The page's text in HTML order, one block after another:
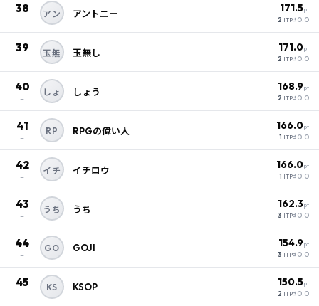
38
–
アン アントニー 171.5pt
2 ITP±0.0
39
–
玉無 玉無し 171.0pt
2 ITP±0.0
40
–
しょ しょう 168.9pt
2 ITP±0.0
41
–
RP RPGの偉い人 166.0pt
1 ITP±0.0
42
–
イチ イチロウ 166.0pt
1 ITP±0.0
43
–
うち うち 162.3pt
3 ITP±0.0
44
–
GO GOJI 154.9pt
3 ITP±0.0
45
–
KS KSOP 150.5pt
2 ITP±0.0